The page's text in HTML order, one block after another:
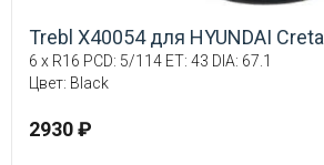
Trebl X40054 для HYUNDAI Creta
6 x R16 PCD: 5/114 ET: 43 DIA: 67.1
Цвет: Black
2930 ₽